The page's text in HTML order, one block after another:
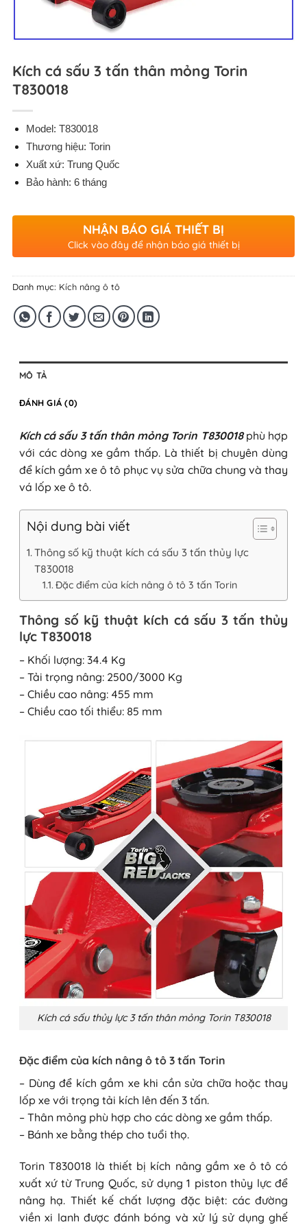
Kích cá sấu 3 tấn thân mỏng Torin
T830018
Model: T830018
Thương hiệu: Torin
Xuất xứ: Trung Quốc
Bảo hành: 6 tháng
NHẬN BÁO GIÁ THIẾT BỊ
Click vào đây để nhận báo giá thiết bị
Danh mục: Kích nâng ô tô
MÔ TẢ
ĐÁNH GIÁ (0)
Kích cá sấu 3 tấn thân mỏng Torin T830018phù hợp
với các dòng xe gầm thấp. Là thiết bị chuyên dùng
để kích gầm xe ô tô phục vụ sửa chữa chung và thay
vá lốp xe ô tô.
Nội dung bài viết
Thông số kỹ thuật kích cá sấu 3 tấn thủy lực
T830018
Đặc điểm của kích nâng ô tô 3 tấn Torin
Thông số kỹ thuật kích cá sấu 3 tấn thủy
lực T830018
– Khối lượng: 34.4 Kg
– Tải trọng nâng: 2500/3000 Kg
– Chiều cao nâng: 455 mm
– Chiều cao tối thiểu: 85 mm
Kích cá sấu thủy lực 3 tấn thân mỏng Torin T830018
Đặc điểm của kích nâng ô tô 3 tấn Torin
– Dùng để kích gầm xe khi cần sửa chữa hoặc thay
lốp xe với trọng tải kích lên đến 3 tấn.
– Thân mỏng phù hợp cho các dòng xe gầm thấp.
– Bánh xe bằng thép cho tuổi thọ.
Torin T830018 là thiết bị kích nâng gầm xe ô tô có
xuất xứ từ Trung Quốc, sử dụng 1 piston thủy lực để
nâng hạ. Thiết kế chất lượng đặc biệt: các đường
viền xi lanh được đánh bóng và xử lý sử dụng ghế